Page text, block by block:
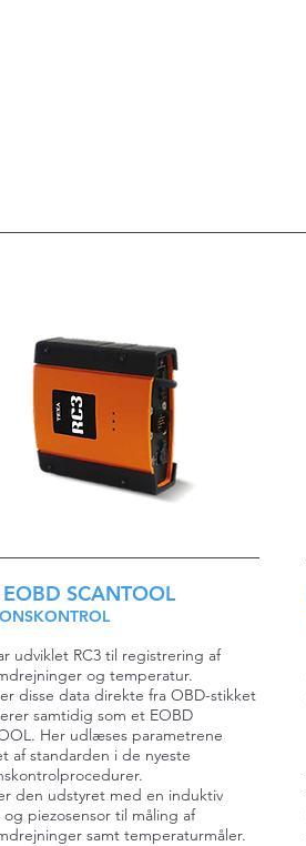
EOBD SCANTOOL
udviklet RC3 til registrering af
og temperatur.
disse data direkte fra OBD-stikket
samtidig som et EOBD
Her udlæses parametrene
af standarden i de nyeste
den udstyret med en induktiv
og piezosensor til måling af
samt temperaturmåler.